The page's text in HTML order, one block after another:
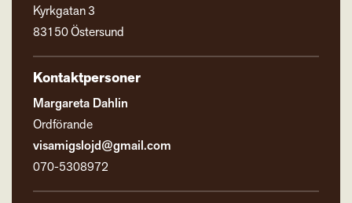
Kyrkgatan 3
83150 Östersund
Kontaktpersoner
Margareta Dahlin
Ordförande
visamigslojd@gmail.com
070-5308972